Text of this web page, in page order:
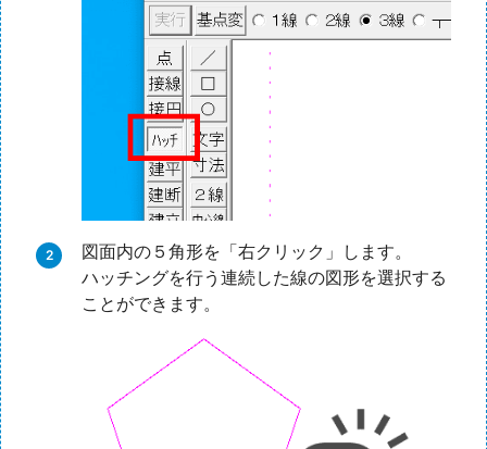
図面内の５角形を「右クリック」します。
ハッチングを行う連続した線の図形を選択する
ことができます。